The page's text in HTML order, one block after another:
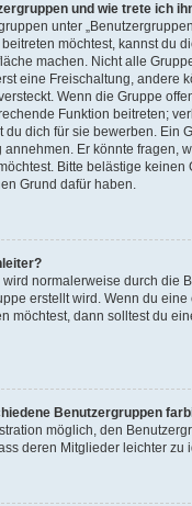
und wie trete ich
unter
möchtest, kannst du
machen. Nicht alle
eine Freischaltung, andere
Wenn die Gruppe
Funktion beitreten;
du dich für sie bewerben. Ein
Er könnte fragen,
Bitte belästige keinen
Grund dafür haben.
normalerweise durch die
erstellt wird. Wenn du eine
möchtest, dann solltest du
Benutzergruppen
möglich, den
deren Mitglieder leichter zu